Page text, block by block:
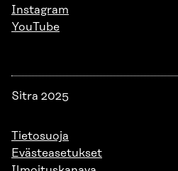
Instagram
YouTube
Sitra 2025
Tietosuoja
Evästeasetukset